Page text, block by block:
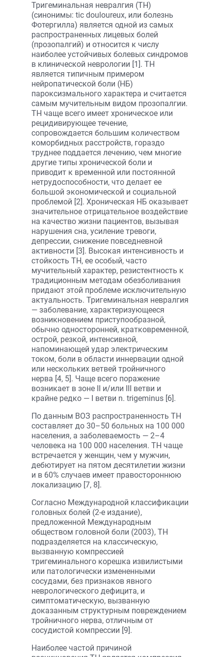
Тригеминальная невралгия (ТН)
(синонимы: tic douloureux, или болезнь
Фотергилла) является одной из самых
распространенных лицевых болей
(прозопалгий) и относится к числу
наиболее устойчивых болевых синдромов
в клинической неврологии [1]. ТН
является типичным примером
нейропатической боли (НБ)
пароксизмального характера и считается
самым мучительным видом прозопалгии.
ТН чаще всего имеет хроническое или
рецидивирующее течение,
сопровождается большим количеством
коморбидных расстройств, гораздо
труднее поддается лечению, чем многие
другие типы хронической боли и
приводит к временной или постоянной
нетрудоспособности, что делает ее
большой экономической и социальной
проблемой [2]. Хроническая НБ оказывает
значительное отрицательное воздействие
на качество жизни пациентов, вызывая
нарушения сна, усиление тревоги,
депрессии, снижение повседневной
активности [3]. Высокая интенсивность и
стойкость ТН, ее особый, часто
мучительный характер, резистентность к
традиционным методам обезболивания
придают этой проблеме исключительную
актуальность. Тригеминальная невралгия
— заболевание, характеризующееся
возникновением приступообразной,
обычно односторонней, кратковременной,
острой, резкой, интенсивной,
напоминающей удар электрическим
током, боли в области иннервации одной
или нескольких ветвей тройничного
нерва [4, 5]. Чаще всего поражение
возникает в зоне II и/или III ветви и
крайне редко — I ветви n. trigeminus [6].
По данным ВОЗ распространенность ТН
составляет до 30–50 больных на 100 000
населения, а заболеваемость — 2–4
человека на 100 000 населения. ТН чаще
встречается у женщин, чем у мужчин,
дебютирует на пятом десятилетии жизни
и в 60% случаев имеет правостороннюю
локализацию [7, 8].
Согласно Международной классификации
головных болей (2-е издание),
предложенной Международным
обществом головной боли (2003), ТН
подразделяется на классическую,
вызванную компрессией
тригеминального корешка извилистыми
или патологически измененными
сосудами, без признаков явного
неврологического дефицита, и
симптоматическую, вызванную
доказанным структурным повреждением
тройничного нерва, отличным от
сосудистой компрессии [9].
Наиболее частой причиной